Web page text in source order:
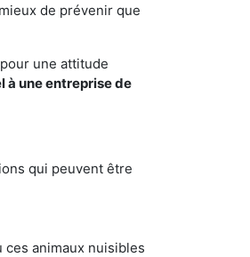
de prévenir que
une attitude
à une entreprise de
qui peuvent être
animaux nuisibles